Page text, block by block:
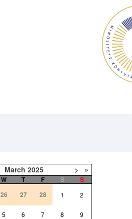
March 2025 > »
W T F S
S
26 27 28 1 2
5 6 7 8 9